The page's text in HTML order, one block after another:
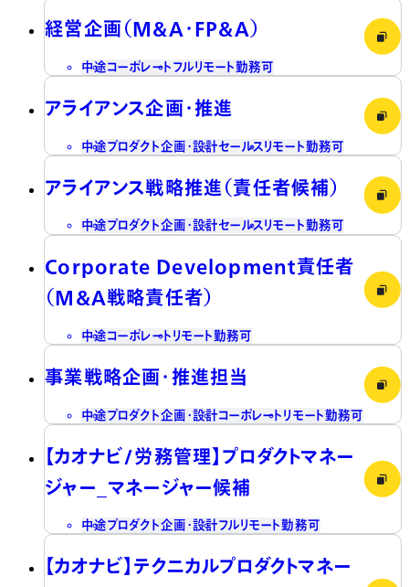
経営企画（M&A・FP&A）
中途コーポレート フルリモート勤務可
アライアンス企画・推進
中途プロダクト企画・設計セールス リモート勤務可
アライアンス戦略推進（責任者候補）
中途プロダクト企画・設計セールスリモート勤務可
Corporate Development責任者
（M&A戦略責任者）
中途コーポレート リモート勤務可
事業戦略企画・推進担当
中途プロダクト企画・設計コーポレート リモート勤務可
【カオナビ/労務管理】プロダクトマネー
ジャー_マネージャー候補
中途プロダクト企画・設計フルリモート勤務可
【カオナビ】テクニカルプロダクトマネー